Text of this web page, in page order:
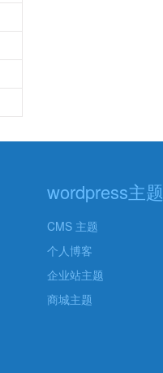
wordpress主题
CMS 主题
个人博客
企业站主题
商城主题